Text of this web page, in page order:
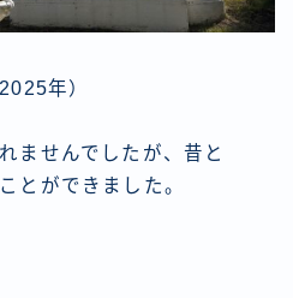
2025年）
ませんでしたが、昔と
とができました。